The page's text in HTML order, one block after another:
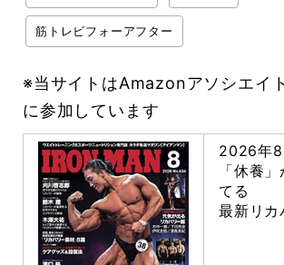
筋トレビフォーアフター
※当サイトはAmazonアソシエイ
に参加しています
2026年
「休養
てる
最新リカ